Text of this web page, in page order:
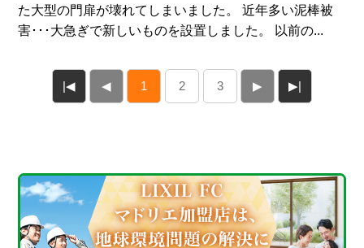
た大型の門扉が壊れてしまいました。 近年多い泥棒被
害･･･大急ぎで新しいものを設置しました。 以前の...
|◀ ◀ 1 2 3 ▶ ▶|